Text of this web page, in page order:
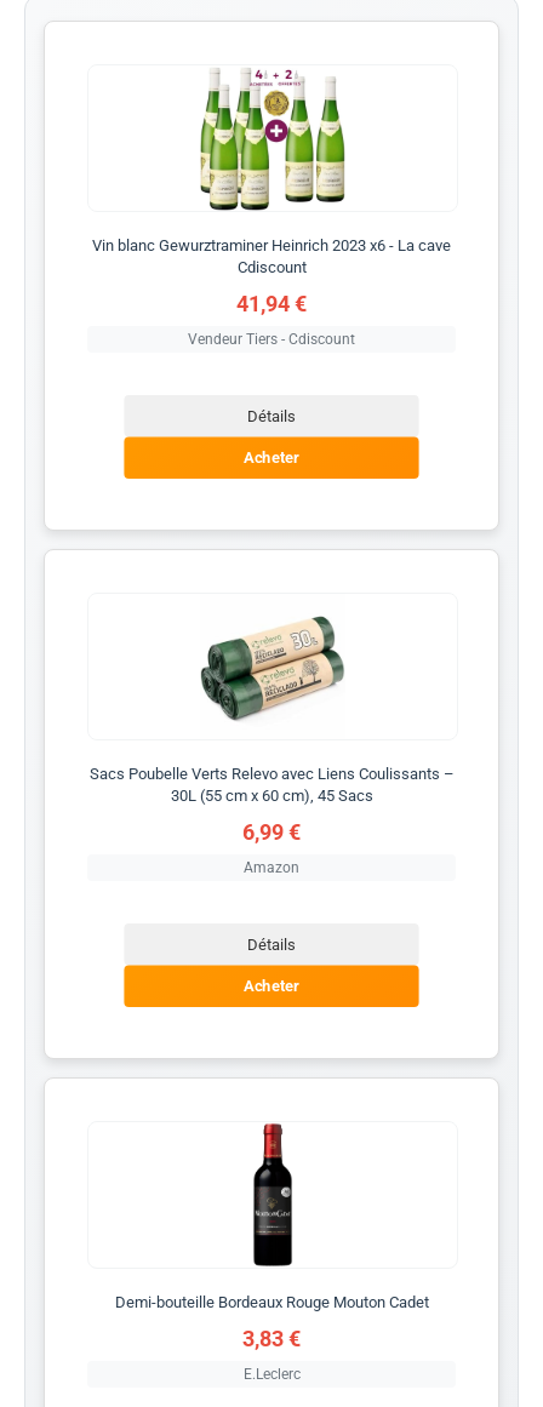
Vin blanc Gewurztraminer Heinrich 2023 x6 - La cave
Cdiscount
41,94 €
Vendeur Tiers - Cdiscount
Détails
Acheter
Sacs Poubelle Verts Relevo avec Liens Coulissants –
30L (55 cm x 60 cm), 45 Sacs
6,99 €
Amazon
Détails
Acheter
Demi-bouteille Bordeaux Rouge Mouton Cadet
3,83 €
E.Leclerc